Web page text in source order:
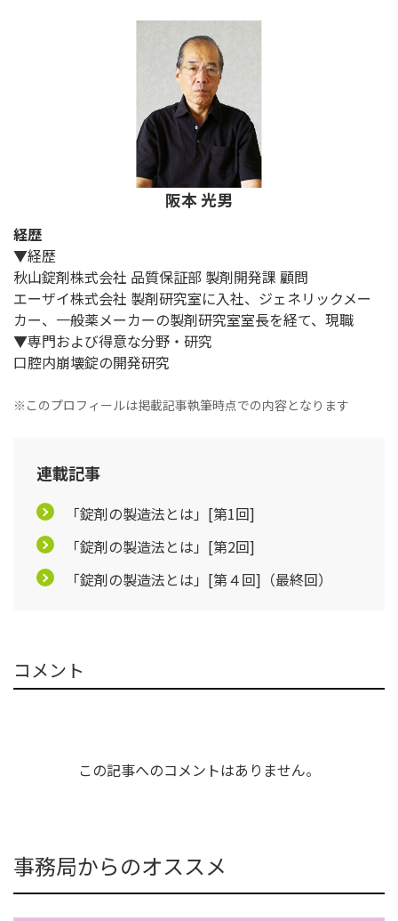
阪本 光男
経歴
▼経歴
秋山錠剤株式会社 品質保証部 製剤開発課 顧問
エーザイ株式会社 製剤研究室に入社、ジェネリックメー
カー、一般薬メーカーの製剤研究室室長を経て、現職
▼専門および得意な分野・研究
口腔内崩壊錠の開発研究
※このプロフィールは掲載記事執筆時点での内容となります
連載記事
「錠剤の製造法とは」[第1回]
「錠剤の製造法とは」[第2回]
「錠剤の製造法とは」[第４回]（最終回）
コメント
この記事へのコメントはありません。
事務局からのオススメ